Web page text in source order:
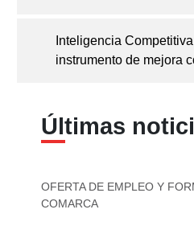
Inteligencia
instrumento de mejora
Últimas
OFERTA DE EMPLEO Y
COMARCA